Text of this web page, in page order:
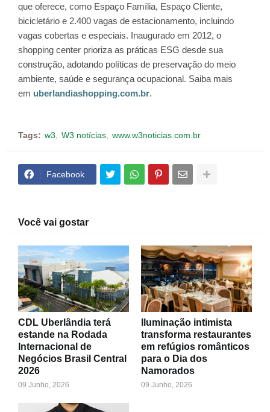
que oferece, como Espaço Família, Espaço Cliente,
bicicletário e 2.400 vagas de estacionamento, incluindo
vagas cobertas e especiais. Inaugurado em 2012, o
shopping center prioriza as práticas ESG desde sua
construção, adotando políticas de preservação do meio
ambiente, saúde e segurança ocupacional. Saiba mais
em uberlandiashopping.com.br.
Tags: w3 W3 notícias www.w3noticias.com.br
Facebook
Você vai gostar
CDL Uberlândia terá
estande na Rodada
Internacional de
Negócios Brasil Central
2026
09 Junho, 2026
Iluminação intimista
transforma restaurantes
em refúgios românticos
para o Dia dos
Namorados
09 Junho, 2026